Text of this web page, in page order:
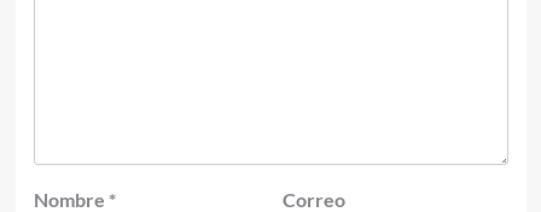
Nombre *
Correo